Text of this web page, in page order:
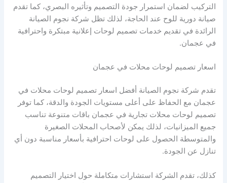
التركيب لضمان استمرار جودة التصميم وتأثيره البصري، كما تقدم
صيانة دورية للوح عند الحاجة، لذلك تظل شركة نجوم الصيانة
الرائدة في تقديم خدمات تصميم لوحات إعلانية مبتكرة واحترافية
في عجمان.
اسعار تصميم لوحات محلات في عجمان
تقدم شركة نجوم الصيانة أفضل اسعار تصميم لوحات محلات في
عجمان مع الحفاظ على أعلى مستويات الجودة والدقة، كما توفر
تصميم لوحات محلات تجارية في عجمان باقات متنوعة تناسب
جميع الميزانيات، لذلك يمكن لأصحاب المحلات الصغيرة
والمتوسطة الحصول على لوحات احترافية بأسعار مناسبة دون أي
تنازل عن الجودة.
كذلك، تقدم الشركة استشارات متكاملة حول اختيار التصميم